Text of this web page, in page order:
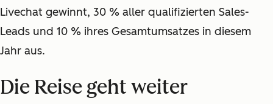
Livechat gewinnt, 30 % aller qualifizierten Sales-
Leads und 10 % ihres Gesamtumsatzes in diesem
Jahr aus.
Die Reise geht weiter